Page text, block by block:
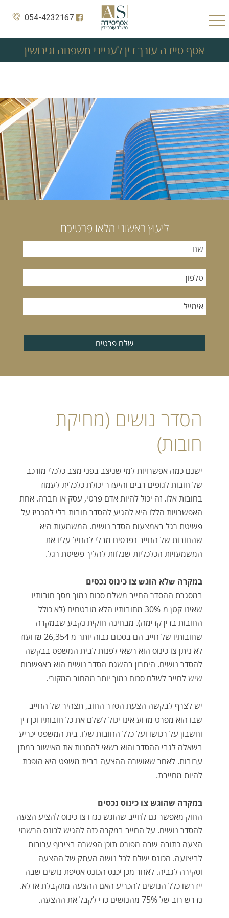
054-4232167
אסף סיידה עורך דין לענייני משפחה וגירושין
ליעוץ ראשוני מלאו פרטיכם
שלח פרטים
הסדר נושים (מחיקת
חובות)
ישנם כמה אפשרויות למי שניצב בפני מצב כלכלי מורכב
של חובות לגופים רבים והיעדר יכולת כלכלית לעמוד
בחובות אלו. זה יכול להיות אדם פרטי, עסק או חברה. אחת
האפשרויות הללו היא להגיע להסדר חובות בלי להכריז על
פשיטת רגל באמצעות הסדר נושים. המשמעות היא
שהחובות של החייב נפרסים מבלי להחיל עליו את
המשמעויות הכלכליות שנלוות להליך פשיטת רגל.
במקרה שלא הוגש צו כינוס נכסים
במסגרת ההסדר החייב משלם סכום נמוך מסך חובותיו
שאינו קטן מ-30% מחובותיו הלא מובטחים (לא כולל
החובות בדין קדימה). מבחינה חוקית נקבע שבמקרה
שחובותיו של חייב הם בסכום גבוה יותר מ 26,354 ₪ ועוד
לא ניתן צו כינוס הוא רשאי לפנות לבית המשפט בבקשה
להסדר נושים. היתרון בהשגת הסדר נושים הוא באפשרות
שיש לחייב לשלם סכום נמוך יותר מהחוב המקורי.
יש לצרף לבקשה הצעת הסדר החוב, תצהיר של החייב
שבו הוא מפרט מדוע אינו יכול לשלם את כל חובותיו וכן דין
וחשבון על רכושו ועל כלל החובות שלו. בית המשפט יכריע
בשאלה לגבי ההסדר והוא רשאי להתנות את האישור במתן
ערובות. לאחר שאושרה ההצעה בבית משפט היא הופכת
להיות מחייבת.
במקרה שהוגש צו כינוס נכסים
החוק מאפשר גם לחייב שהוגש נגדו צו כינוס להציע הצעה
להסדר נושים. על החייב במקרה כזה להגיש לכונס הרשמי
הצעה כתובה שבה מפורט תוכן הפשרה בצירוף ערובות
לביצועה. הכונס ישלח לכל נושה העתק של ההצעה
וסקירה לגביה. לאחר מכן יכנס הכונס אסיפת נושים שבה
יידרשו כלל הנושים להכריע האם ההצעה מתקבלת או לא.
נדרש רוב של 75% מהנושים כדי לקבל את ההצעה.